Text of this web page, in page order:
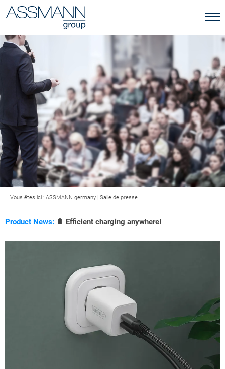
Vous êtes ici : ASSMANN germany | Salle de presse
Product News: 🔋 Efficient charging anywhere!